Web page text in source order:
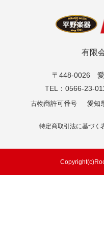
有限
〒448-0026 愛
TEL：0566-23-
古物商許可番号 愛知
特定商取引法に基づく